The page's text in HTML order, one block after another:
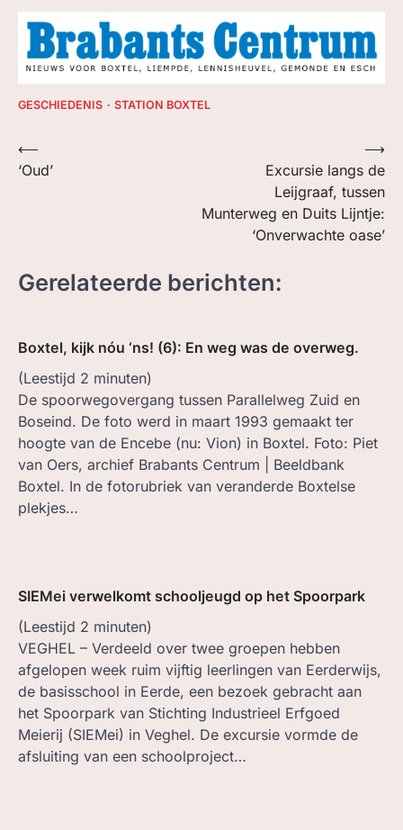
GESCHIEDENIS STATION BOXTEL
Bericht
navigatie
⟵
‘Oud’
Excursie langs de
Leijgraaf, tussen
Munterweg en Duits Lijntje:
‘Onverwachte oase’
⟶
Gerelateerde berichten:
Boxtel, kijk nóu ‘ns! (6): En weg was de overweg.
(Leestijd 2 minuten)
De spoorwegovergang tussen Parallelweg Zuid en
Boseind. De foto werd in maart 1993 gemaakt ter
hoogte van de Encebe (nu: Vion) in Boxtel. Foto: Piet
van Oers, archief Brabants Centrum | Beeldbank
Boxtel. In de fotorubriek van veranderde Boxtelse
plekjes…
SIEMei verwelkomt schooljeugd op het Spoorpark
(Leestijd 2 minuten)
VEGHEL – Verdeeld over twee groepen hebben
afgelopen week ruim vijftig leerlingen van Eerderwijs,
de basisschool in Eerde, een bezoek gebracht aan
het Spoorpark van Stichting Industrieel Erfgoed
Meierij (SIEMei) in Veghel. De excursie vormde de
afsluiting van een schoolproject…